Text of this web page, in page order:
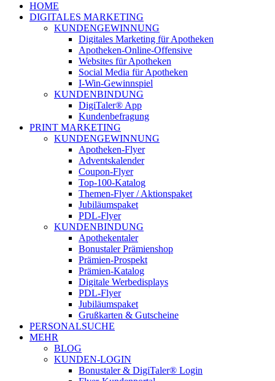
HOME
DIGITALES MARKETING
KUNDENGEWINNUNG
Digitales Marketing für Apotheken
Apotheken-Online-Offensive
Websites für Apotheken
Social Media für Apotheken
I-Win-Gewinnspiel
KUNDENBINDUNG
DigiTaler® App
Kundenbefragung
PRINT MARKETING
KUNDENGEWINNUNG
Apotheken-Flyer
Adventskalender
Coupon-Flyer
Top-100-Katalog
Themen-Flyer / Aktionspaket
Jubiläumspaket
PDL-Flyer
KUNDENBINDUNG
Apothekentaler
Bonustaler Prämienshop
Prämien-Prospekt
Prämien-Katalog
Digitale Werbedisplays
PDL-Flyer
Jubiläumspaket
Grußkarten & Gutscheine
PERSONALSUCHE
MEHR
BLOG
KUNDEN-LOGIN
Bonustaler & DigiTaler® Login